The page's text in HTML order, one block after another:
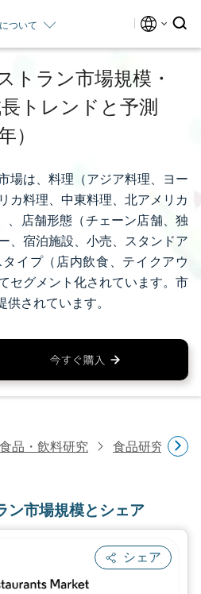
ついて
トラン市場規模・
トレンドと予測
）
場は、料理（アジア料理、ヨー
カ料理、中東料理、北アメリカ
、店舗形態（チェーン店舗、独
、宿泊施設、小売、スタンドア
イプ（店内飲食、テイクアウ
セグメント化されています。市
供されています。
食品・飲料研究 食品研究
ン市場規模とシェア
シェア